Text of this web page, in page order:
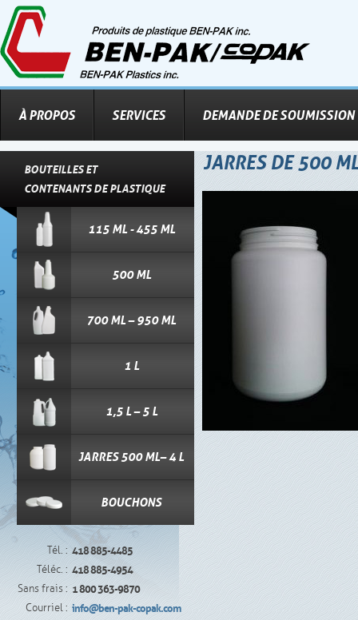
À PROPOS SERVICES DEMANDE DE SOUMISSION
BOUTEILLES ET
CONTENANTS DE PLASTIQUE
115 ML - 455 ML
500 ML
700 ML – 950 ML
1 L
1,5 L – 5 L
JARRES 500 ML– 4 L
BOUCHONS
Tél. : 418 885-4485
Téléc. : 418 885-4954
Sans frais : 1 800 363-9870
Courriel : info@ben-pak-copak.com
JARRES DE 500